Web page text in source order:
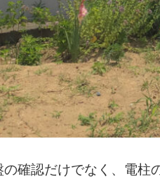
の確認だけでなく、電柱